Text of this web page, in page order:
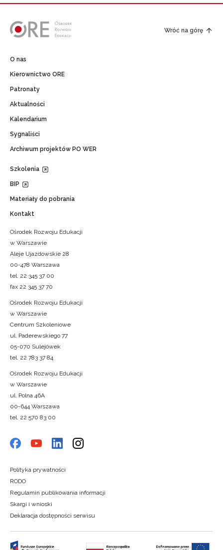
Wróć na górę
O nas
Kierownictwo ORE
Patronaty
Aktualności
Kalendarium
Sygnaliści
Archiwum projektów PO WER
Szkolenia
BIP
Materiały do pobrania
Kontakt
Ośrodek Rozwoju Edukacji
w Warszawie
Aleje Ujazdowskie 28
00-478 Warszawa
tel. 22 345 37 00
fax 22 345 37 70
Ośrodek Rozwoju Edukacji
w Warszawie
Centrum Szkoleniowe
ul. Paderewskiego 77
05-070 Sulejówek
tel. 22 783 37 84
Ośrodek Rozwoju Edukacji
w Warszawie
ul. Polna 46A
00-644 Warszawa
tel. 22 570 83 00
Polityka prywatności
RODO
Regulamin publikowania informacji
Skargi i wnioski
Deklaracja dostępności serwisu